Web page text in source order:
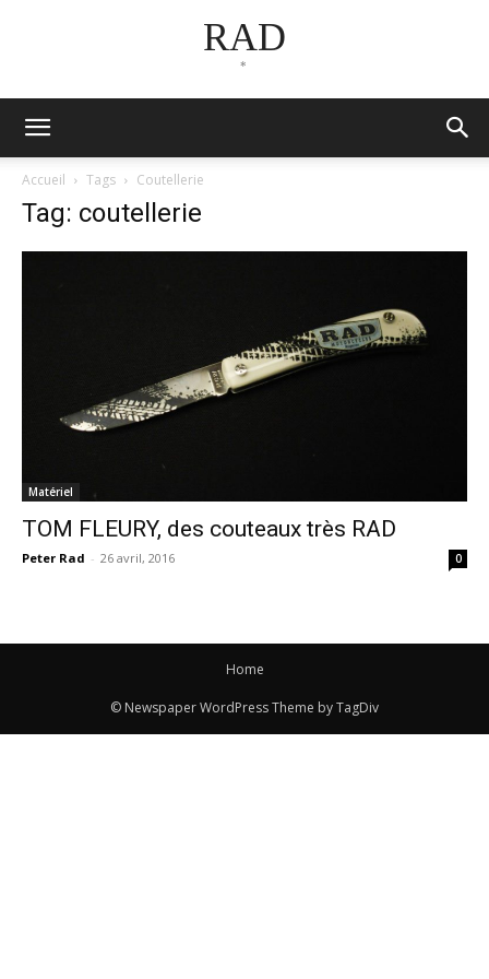
RAD
*
Accueil Tags Coutellerie
Tag: coutellerie
Matériel
TOM FLEURY, des couteaux très RAD
Peter Rad - 26 avril, 2016 0
Home
© Newspaper WordPress Theme by TagDiv